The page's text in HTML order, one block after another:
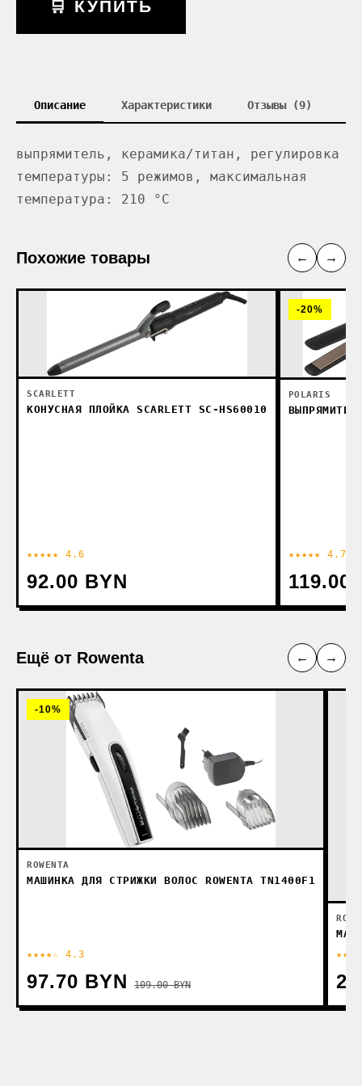
🛒 КУПИТЬ
Описание Характеристики Отзывы (9)
выпрямитель, керамика/титан, регулировка
температуры: 5 режимов, максимальная
температура: 210 °С
Похожие товары ← →
SCARLETT
КОНУСНАЯ ПЛОЙКА SCARLETT SC-HS60010
★★★★★ 4.6
92.00 BYN
-20%
POLARIS
★★★★★ 4.7
119.00
Ещё от Rowenta ← →
-10%
ROWENTA
МАШИНКА ДЛЯ СТРИЖКИ ВОЛОС ROWENTA TN1400F1
★★★★☆ 4.3
97.70 BYN 109.00 BYN